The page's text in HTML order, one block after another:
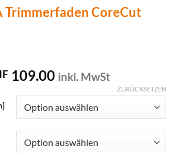
Trimmerfaden CoreCut
109.00Preisspanne:
bis
CHF 109.00
inkl. MwSt
ZURÜCKSETZEN